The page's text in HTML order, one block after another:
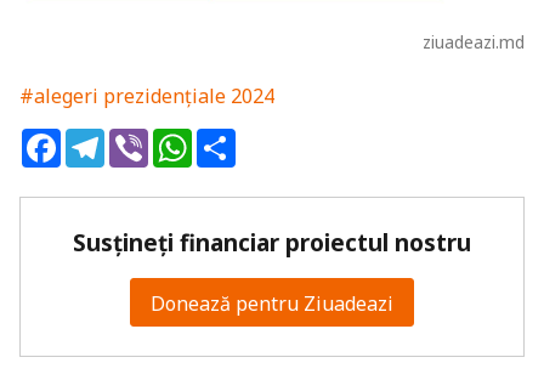
ziuadeazi.md
#alegeri prezidențiale 2024
FacebookTelegram
ViberWhatsApp
Susțineți financiar proiectul nostru
Donează pentru Ziuadeazi